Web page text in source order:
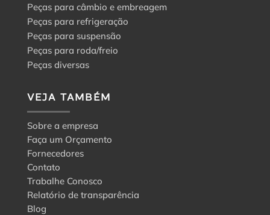
Peças para câmbio e embreagem
Peças para refrigeração
Peças para suspensão
Peças para roda/freio
Peças diversas
VEJA TAMBÉM
Sobre a empresa
Faça um Orçamento
Fornecedores
Contato
Trabalhe Conosco
Relatório de transparência
Blog